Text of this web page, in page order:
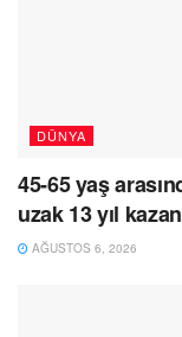
DÜNYA
45-65 yaş
uzak 13 yıl
AĞUSTOS 6, 2026